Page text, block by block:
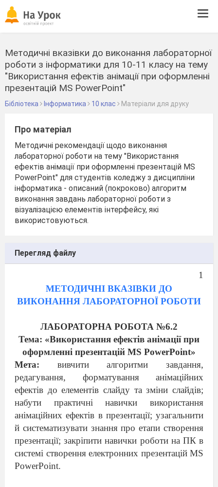
Методичні вказівки до виконання лабораторної
роботи з інформатики для 10-11 класу на тему
"Використання ефектів анімації при оформленні
презентацій MS PowerPoint"
Бібліотека Інформатика 10 клас Матеріали для друку
Про матеріал
Методичні рекомендації щодо виконання
лабораторної роботи на тему "Використання
ефектів анімації при оформленні презентацій MS
PowerPoint" для студентів коледжу з дисципліни
інформатика - описаний (покроково) алгоритм
виконання завдань лабораторної роботи з
візуалізацією елементів інтерфейсу, які
використовуються.
Перегляд файлу
1
МЕТОДИЧНІ ВКАЗІВКИ ДО
ВИКОНАННЯ ЛАБОРАТОРНОЇ РОБОТИ
ЛАБОРАТОРНА РОБОТА №6.2
Тема: «Використання ефектів анімації при
оформленні презентацій MS PowerPoint»
Мета: вивчити алгоритми завдання,
редагування, форматування анімаційних
ефектів до елементів слайду та зміни слайдів;
набути практичні навички використання
анімаційних ефектів в презентації; узагальнити
й систематизувати знання про етапи створення
презентації; закріпити навички роботи на ПК в
системі створення електронних презентацій MS
PowerPoint.